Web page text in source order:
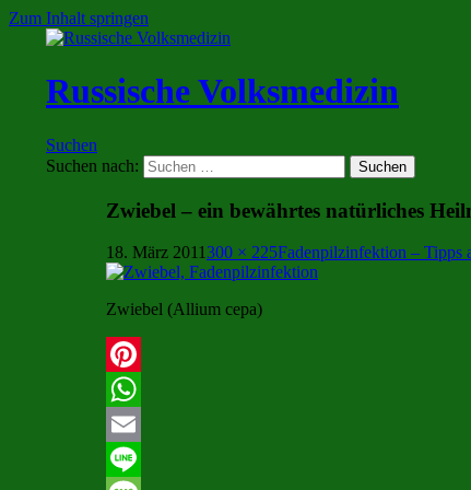
Zum Inhalt springen
Russische Volksmedizin
Suchen
Suchen nach:
Zwiebel – ein bewährtes natürliches
18. März 2011300 × 225Fadenpilzinfektion – Tipps
Zwiebel (Allium cepa)
Pinterest
WhatsApp
Email